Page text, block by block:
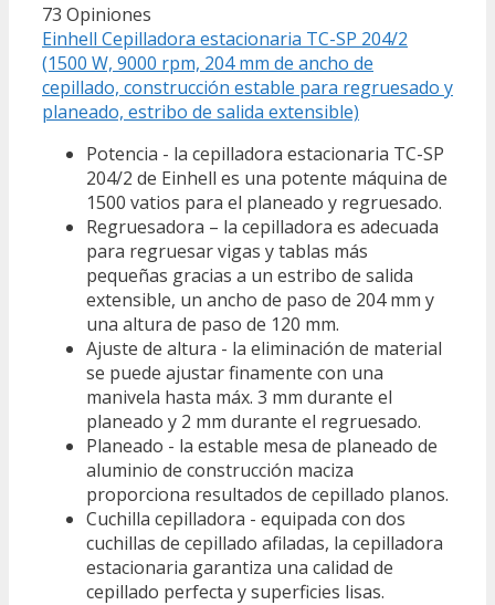
73 Opiniones
Einhell Cepilladora estacionaria TC-SP 204/2
(1500 W, 9000 rpm, 204 mm de ancho de
cepillado, construcción estable para regruesado y
planeado, estribo de salida extensible)
Potencia - la cepilladora estacionaria TC-SP
204/2 de Einhell es una potente máquina de
1500 vatios para el planeado y regruesado.
Regruesadora – la cepilladora es adecuada
para regruesar vigas y tablas más
pequeñas gracias a un estribo de salida
extensible, un ancho de paso de 204 mm y
una altura de paso de 120 mm.
Ajuste de altura - la eliminación de material
se puede ajustar finamente con una
manivela hasta máx. 3 mm durante el
planeado y 2 mm durante el regruesado.
Planeado - la estable mesa de planeado de
aluminio de construcción maciza
proporciona resultados de cepillado planos.
Cuchilla cepilladora - equipada con dos
cuchillas de cepillado afiladas, la cepilladora
estacionaria garantiza una calidad de
cepillado perfecta y superficies lisas.